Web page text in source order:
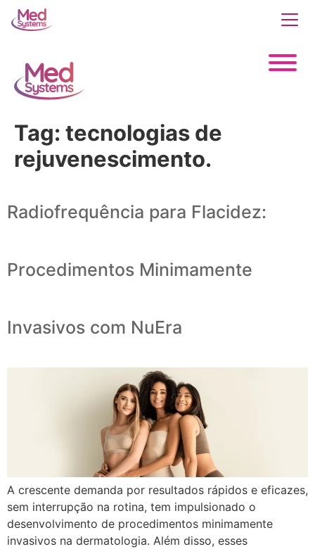
Tag: tecnologias de
rejuvenescimento.
Radiofrequência para Flacidez:
Procedimentos Minimamente
Invasivos com NuEra
A crescente demanda por resultados rápidos e eficazes,
sem interrupção na rotina, tem impulsionado o
desenvolvimento de procedimentos minimamente
invasivos na dermatologia. Além disso, esses